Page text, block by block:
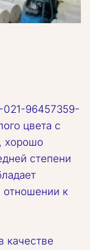
021-96457359-
цвета с
хорошо
степени
отношении к
качестве